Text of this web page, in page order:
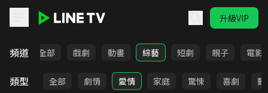
升級VIP
頻道 全部 戲劇 動畫 綜藝 短劇 親子 電影
類型 全部 劇情 愛情 家庭 驚悚 喜劇 動